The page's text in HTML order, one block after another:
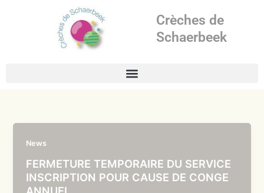
Crèches de
Schaerbeek
News
FERMETURE TEMPORAIRE DU SERVICE
INSCRIPTION POUR CAUSE DE CONGE